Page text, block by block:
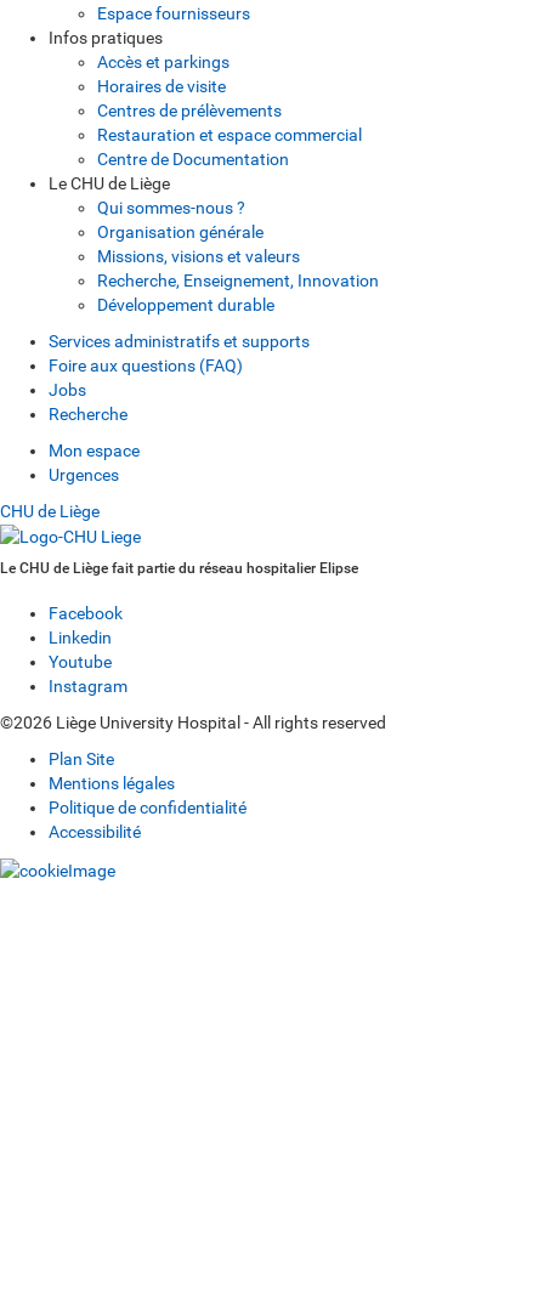
Espace fournisseurs
Infos pratiques
Accès et parkings
Horaires de visite
Centres de prélèvements
Restauration et espace commercial
Centre de Documentation
Le CHU de Liège
Qui sommes-nous ?
Organisation générale
Missions, visions et valeurs
Recherche, Enseignement, Innovation
Développement durable
Services administratifs et supports
Foire aux questions (FAQ)
Jobs
Recherche
Mon espace
Urgences
CHU de Liège
Le CHU de Liège fait partie du réseau hospitalier Elipse
Facebook
Linkedin
Youtube
Instagram
©2026 Liège University Hospital - All rights reserved
Plan Site
Mentions légales
Politique de confidentialité
Accessibilité